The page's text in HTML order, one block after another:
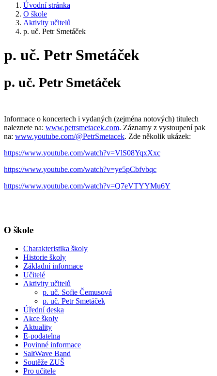
Úvodní stránka
O škole
Aktivity učitelů
p. uč. Petr Smetáček
p. uč. Petr Smetáček
p. uč. Petr Smetáček
Informace o koncertech i vydaných (zejména notových) titulech
naleznete na: www.petrsmetacek.com. Záznamy z vystoupení pak
na: www.youtube.com/@PetrSmetacek. Zde několik ukázek:
https://www.youtube.com/watch?v=VlS08YqxXxc
https://www.youtube.com/watch?v=ye5pCbfvbqc
https://www.youtube.com/watch?v=Q7eVTYYMu6Y
O škole
Charakteristika školy
Historie školy
Základní informace
Učitelé
Aktivity učitelů
p. uč. Sofie Čemusová
p. uč. Petr Smetáček
Úřední deska
Akce školy
Aktuality
E-podatelna
Povinné informace
SaltWave Band
Soutěže ZUŠ
Pro učitele